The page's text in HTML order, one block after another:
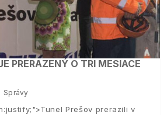
PRERAZENÝ O TRI MESIACE
Správy
Prešov prerazili v